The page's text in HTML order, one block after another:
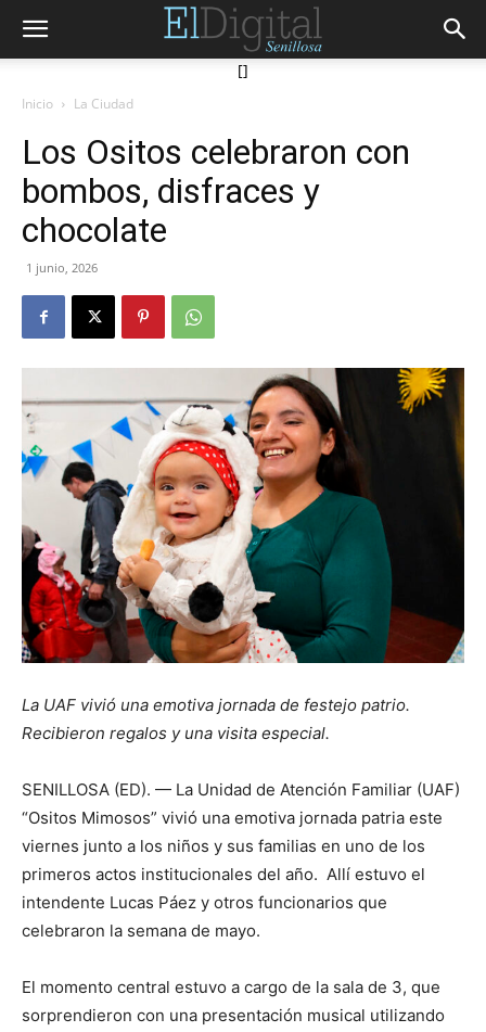
[]
Inicio La Ciudad
Los Ositos celebraron con
bombos, disfraces y
chocolate
1 junio, 2026
La UAF vivió una emotiva jornada de festejo patrio.
Recibieron regalos y una visita especial.
SENILLOSA (ED). — La Unidad de Atención Familiar (UAF)
“Ositos Mimosos” vivió una emotiva jornada patria este
viernes junto a los niños y sus familias en uno de los
primeros actos institucionales del año. Allí estuvo el
intendente Lucas Páez y otros funcionarios que
celebraron la semana de mayo.
El momento central estuvo a cargo de la sala de 3, que
sorprendieron con una presentación musical utilizando